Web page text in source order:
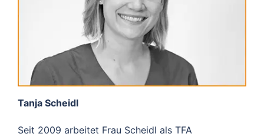
Tanja Scheidl
Seit 2009 arbeitet Frau Scheidl als TFA